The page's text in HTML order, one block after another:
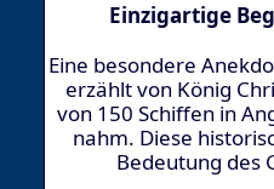
Einzigartige
Eine besondere
erzählt von König
von 150 Schiffen in
nahm. Diese
Bedeutung des